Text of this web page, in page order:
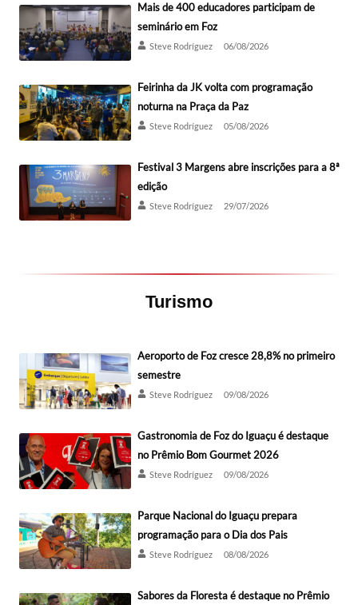
Mais de 400 educadores participam de
seminário em Foz
Steve Rodríguez 06/08/2026
Feirinha da JK volta com programação
noturna na Praça da Paz
Steve Rodríguez 05/08/2026
Festival 3 Margens abre inscrições para a 8ª
edição
Steve Rodríguez 29/07/2026
Turismo
Aeroporto de Foz cresce 28,8% no primeiro
semestre
Steve Rodríguez 09/08/2026
Gastronomia de Foz do Iguaçu é destaque
no Prêmio Bom Gourmet 2026
Steve Rodríguez 09/08/2026
Parque Nacional do Iguaçu prepara
programação para o Dia dos Pais
Steve Rodríguez 08/08/2026
Sabores da Floresta é destaque no Prêmio